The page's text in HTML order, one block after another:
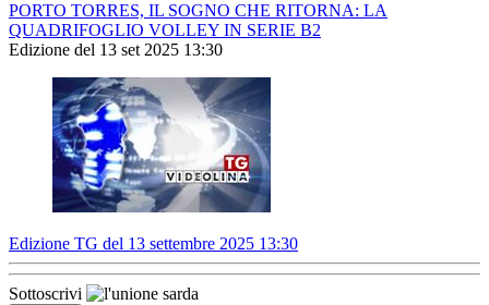
PORTO TORRES, IL SOGNO CHE RITORNA: LA
QUADRIFOGLIO VOLLEY IN SERIE B2
Edizione del 13 set 2025 13:30
Edizione TG del 13 settembre 2025 13:30
Sottoscrivi